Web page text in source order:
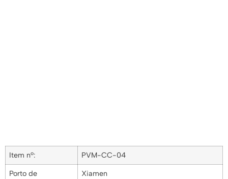
Item nº:
PVM-CC-04
Porto de
Xiamen